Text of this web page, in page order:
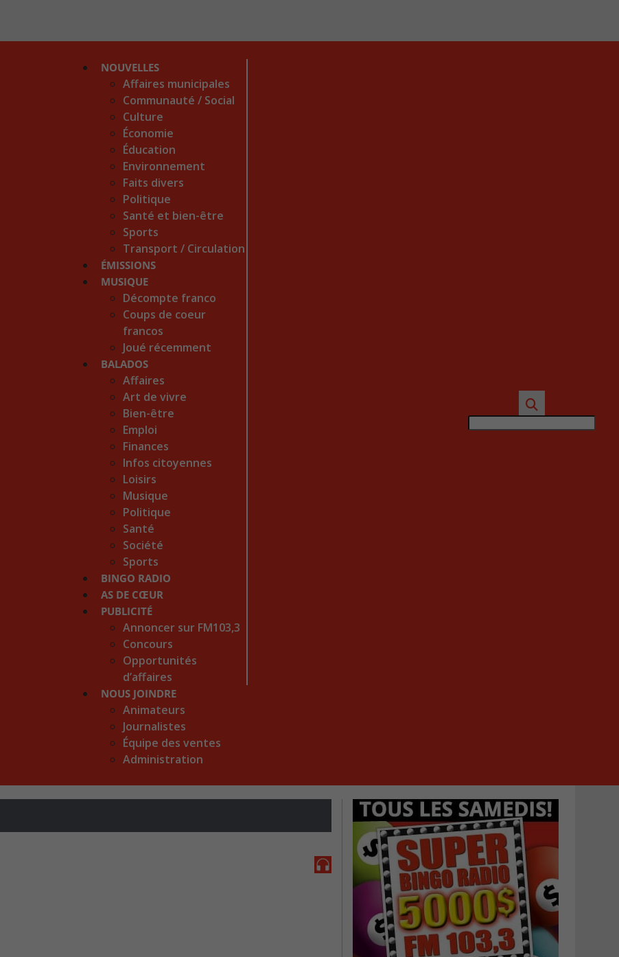
NOUVELLES
Affaires municipales
Communauté / Social
Culture
Économie
Éducation
Environnement
Faits divers
Politique
Santé et bien-être
Sports
Transport / Circulation
ÉMISSIONS
MUSIQUE
Décompte franco
Coups de coeur
francos
Joué récemment
BALADOS
Affaires
Art de vivre
Bien-être
Emploi
Finances
Infos citoyennes
Loisirs
Musique
Politique
Santé
Société
Sports
BINGO RADIO
AS DE CŒUR
PUBLICITÉ
Annoncer sur FM103,3
Concours
Opportunités
d’affaires
NOUS JOINDRE
Animateurs
Journalistes
Équipe des ventes
Administration